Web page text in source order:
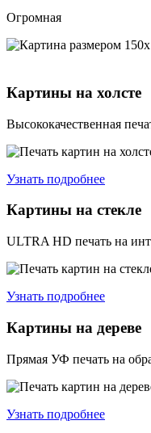
Огромная
Картины на холсте
Высококачественная
Узнать подробнее
Картины на стекле
ULTRA HD печать на
Узнать подробнее
Картины на дереве
Прямая УФ печать на
Узнать подробнее